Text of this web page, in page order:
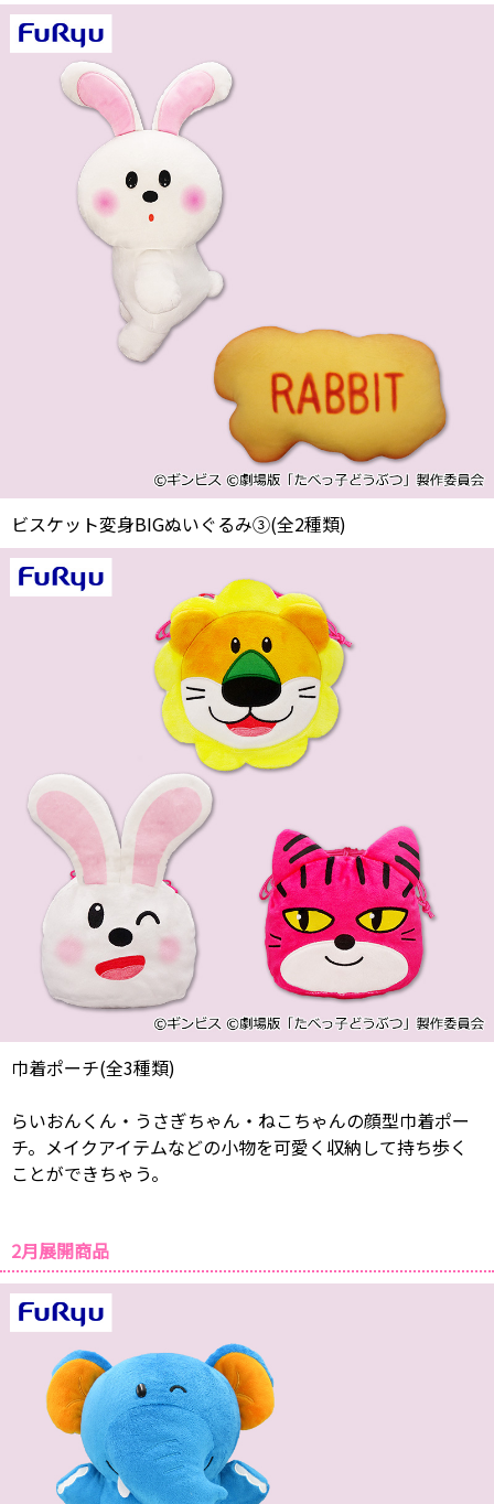
ビスケット変身BIGぬいぐるみ③(全2種類)
巾着ポーチ(全3種類)
らいおんくん・うさぎちゃん・ねこちゃんの顔型巾着ポー
チ。メイクアイテムなどの小物を可愛く収納して持ち歩く
ことができちゃう。
2月展開商品